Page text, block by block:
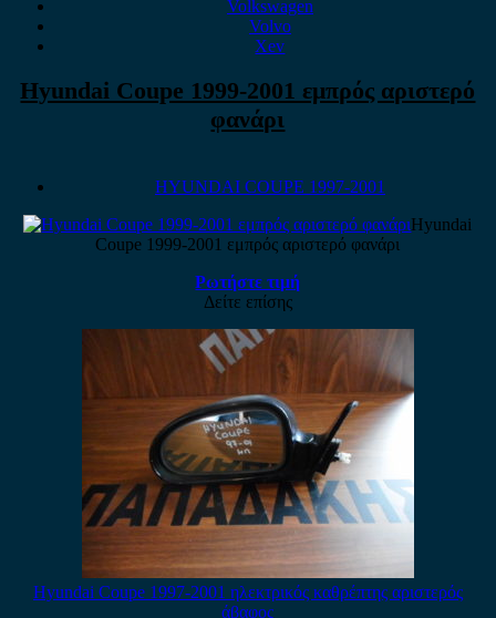
Volkswagen
Volvo
Xev
Hyundai Coupe 1999-2001 εμπρός αριστερό
φανάρι
HYUNDAI COUPE 1997-2001
Hyundai
Coupe 1999-2001 εμπρός αριστερό φανάρι
Ρωτήστε τιμή
Δείτε επίσης
Hyundai Coupe 1997-2001 ηλεκτρικός καθρέπτης αριστερός
άβαφος